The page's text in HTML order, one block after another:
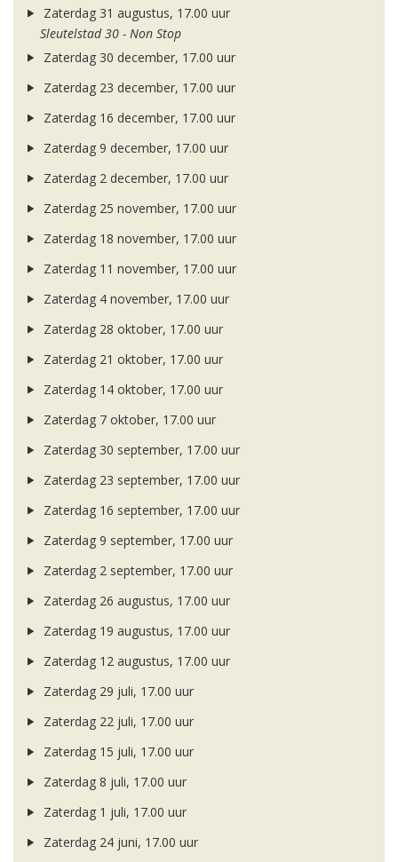
Zaterdag 31 augustus, 17.00 uur
Sleutelstad 30 - Non Stop
Zaterdag 30 december, 17.00 uur
Zaterdag 23 december, 17.00 uur
Zaterdag 16 december, 17.00 uur
Zaterdag 9 december, 17.00 uur
Zaterdag 2 december, 17.00 uur
Zaterdag 25 november, 17.00 uur
Zaterdag 18 november, 17.00 uur
Zaterdag 11 november, 17.00 uur
Zaterdag 4 november, 17.00 uur
Zaterdag 28 oktober, 17.00 uur
Zaterdag 21 oktober, 17.00 uur
Zaterdag 14 oktober, 17.00 uur
Zaterdag 7 oktober, 17.00 uur
Zaterdag 30 september, 17.00 uur
Zaterdag 23 september, 17.00 uur
Zaterdag 16 september, 17.00 uur
Zaterdag 9 september, 17.00 uur
Zaterdag 2 september, 17.00 uur
Zaterdag 26 augustus, 17.00 uur
Zaterdag 19 augustus, 17.00 uur
Zaterdag 12 augustus, 17.00 uur
Zaterdag 29 juli, 17.00 uur
Zaterdag 22 juli, 17.00 uur
Zaterdag 15 juli, 17.00 uur
Zaterdag 8 juli, 17.00 uur
Zaterdag 1 juli, 17.00 uur
Zaterdag 24 juni, 17.00 uur